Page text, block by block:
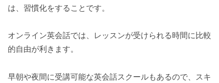
は、習慣化をすることです。
オンライン英会話では、レッスンが受けられる時間に比較
的自由が利きます。
早朝や夜間に受講可能な英会話スクールもあるので、スキ